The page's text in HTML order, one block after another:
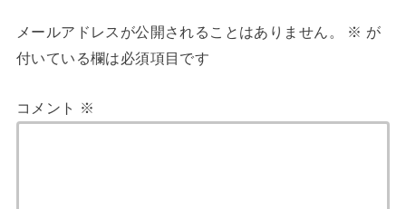
メールアドレスが公開されることはありません。 ※ が
付いている欄は必須項目です
コメント ※